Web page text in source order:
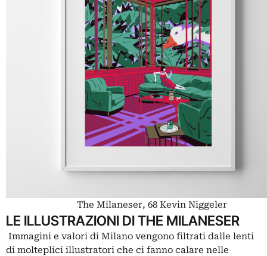
The Milaneser, 68 Kevin Niggeler
LE ILLUSTRAZIONI DI THE MILANESER
Immagini e valori di Milano vengono filtrati dalle lenti
di molteplici illustratori che ci fanno calare nelle